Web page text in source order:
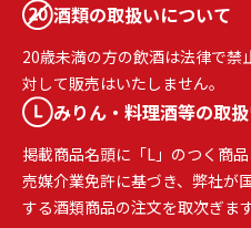
酒類の取扱いについて
20歳未満の方の飲酒は法律で禁
対して販売はいたしません。
みりん・料理酒等の取
掲載商品名頭に「L」のつく商
売媒介業免許に基づき、弊社が
する酒類商品の注文を取次ぎます